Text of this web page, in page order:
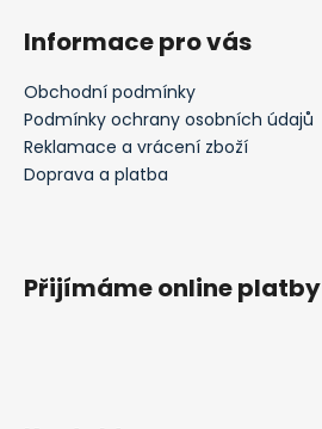
Informace pro vás
Obchodní podmínky
Podmínky ochrany osobních údajů
Reklamace a vrácení zboží
Doprava a platba
Přijímáme online platby